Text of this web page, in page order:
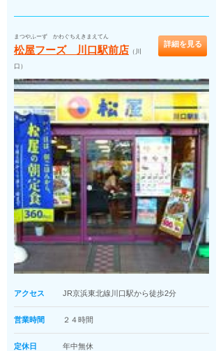
まつやふーず かわぐちえきまえてん
松屋フーズ 川口駅前店 （川
口）
詳細を見る
アクセス JR京浜東北線川口駅から徒歩2分
営業時間 ２４時間
定休日 年中無休